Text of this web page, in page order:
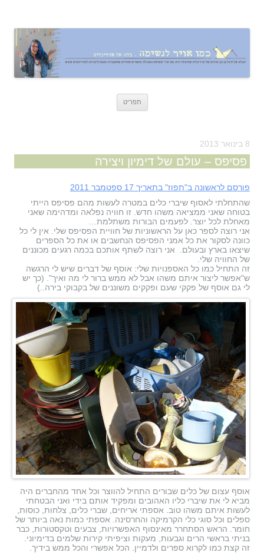
תפריט
8 בינואר 2013
פסיפס – עולם של דימיון ויצירה
פורסם לראשונה ב"תפוז" בתאריך 17 ספטמבר 2011
שהתחלתי לאסוף שיברי כלים במטרה לעשות מהם פסיפס הייתי
בטוחה שאני ממציאה משהו חדש. זו חוויה נפלאה ומדהימה שאני
מאחלת לכל יוצר. לפעמים הבורות משתלמת…
אני רוצה לספר כאן על הראשוניות של חוויית הפסיפס שלי. אין לי כל
כוונה לסקור את כל אמני הפסיפס הנחשבים או את כל הספרים
שיצאו בארץ ובעולם. אני רוצה לשתף אותכם בכמה רגעים מכוננים
של החוויה שלי.
זה התחיל כמו כל האספנויות שלי: אוסף של דברים שיש לי הרגשה
ש"אפשר ליצור איתם משהו אבל לא ממש ברור לי מה ואיך". (כך יש
לי גם אוסף של פקקי שעם ופקקים משוננים של בקבוקי בירה..)
אוסף עצום של כלים שבורים התחיל להווצר וכל אחד מהחברים היה
מביא לי את שיברי כליו האהובים ומפקיד אותם בידי ואני הבטחתי
לעשות איתם משהו טוב. אספתי אריחים, שברי כלים, צלחות, כוסות,
ספלים וכל סוגי כלי הקרמיקה והחרסינה. אספתי כמות נאה ביותר של
חומר. הראש הסתחרר מאינסוף האפשרויות, צבעים וטקסטורות, כבר
בניתי בראשי הרים וגבעות, מעקות וציפיתי קירות שלמים בדימיוני.
זה קצת כמו לקרוא ספרים ולדמיין. הכל אפשרי והכל ממש בידיך.